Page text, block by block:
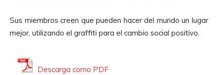
Sus miembros creen que pueden hacer del mundo un lugar
mejor, utilizando el graffiti para el cambio social positivo.
Descarga como PDF